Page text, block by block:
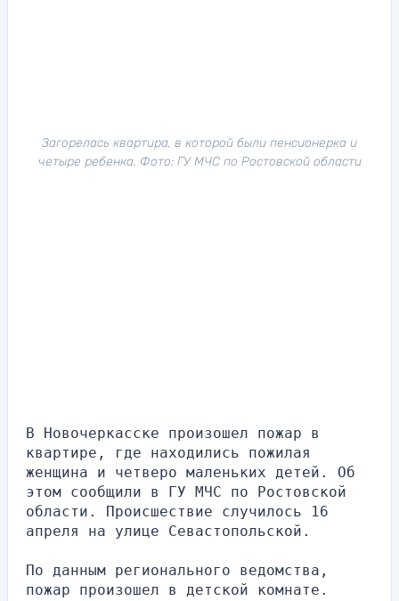
Загорелась квартира, в которой были пенсионерка и
четыре ребенка. Фото: ГУ МЧС по Ростовской области
В Новочеркасске произошел пожар в
квартире, где находились пожилая
женщина и четверо маленьких детей. Об
этом сообщили в ГУ МЧС по Ростовской
области. Происшествие случилось 16
апреля на улице Севастопольской.
По данным регионального ведомства,
пожар произошел в детской комнате.